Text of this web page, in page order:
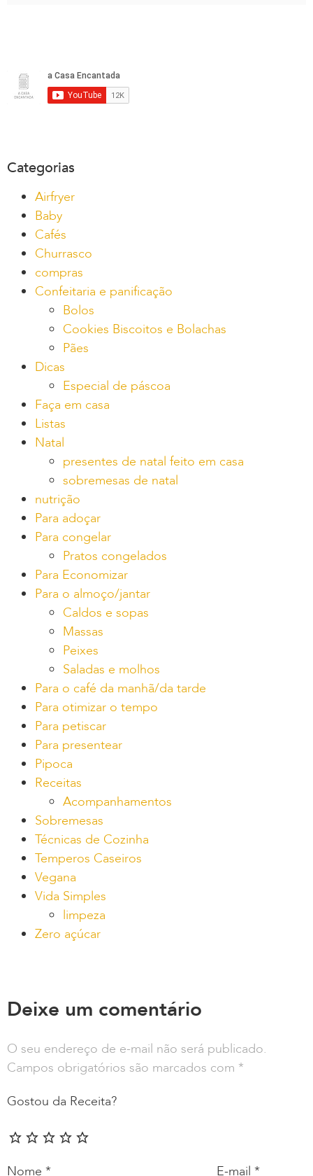
Categorias
Airfryer
Baby
Cafés
Churrasco
compras
Confeitaria e panificação
Bolos
Cookies Biscoitos e Bolachas
Pães
Dicas
Especial de páscoa
Faça em casa
Listas
Natal
presentes de natal feito em casa
sobremesas de natal
nutrição
Para adoçar
Para congelar
Pratos congelados
Para Economizar
Para o almoço/jantar
Caldos e sopas
Massas
Peixes
Saladas e molhos
Para o café da manhã/da tarde
Para otimizar o tempo
Para petiscar
Para presentear
Pipoca
Receitas
Acompanhamentos
Sobremesas
Técnicas de Cozinha
Temperos Caseiros
Vegana
Vida Simples
limpeza
Zero açúcar
Deixe um comentário
O seu endereço de e-mail não será publicado.
Campos obrigatórios são marcados com *
Gostou da Receita?
Nome * E-mail *